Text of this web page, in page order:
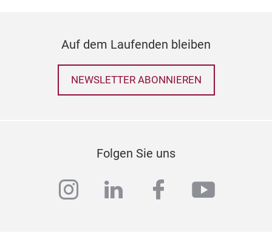
Auf dem Laufenden bleiben
NEWSLETTER ABONNIEREN
Folgen Sie uns
instagram
linkedinfacebook